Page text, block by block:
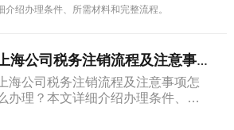
介绍办理条件、所需材料和完整流程。
上海公司税务注销流程及注意事项，建议...
上海公司税务注销流程及注意事项怎
办理？本文详细介绍办理条件、所